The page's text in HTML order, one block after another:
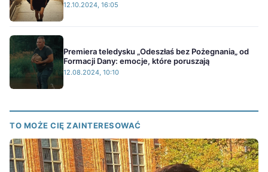
12.10.2024, 16:05
Premiera teledysku „Odeszłaś bez Pożegnania„ od
Formacji Dany: emocje, które poruszają
12.08.2024, 10:10
TO MOŻE CIĘ ZAINTERESOWAĆ